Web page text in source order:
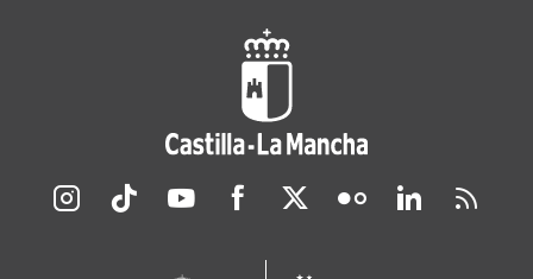
Redes sociales JCCM